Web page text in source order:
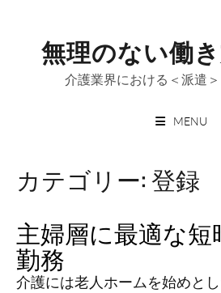
content無理のない働
介護業界における＜派遣
MENU
カテゴリー:登録
主婦層に最適な短
勤務
介護には老人ホームを始めと